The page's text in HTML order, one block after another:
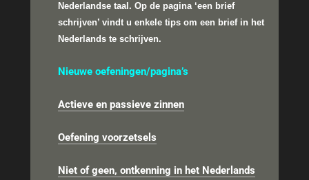
Nederlandse taal.Op de pagina ‘een brief
schrijven’ vindt u enkele tips om een brief in het
Nederlands te schrijven.
Nieuwe oefeningen/pagina’s
Actieve en passieve zinnen
Oefening voorzetsels
Niet of geen, ontkenning in het Nederlands